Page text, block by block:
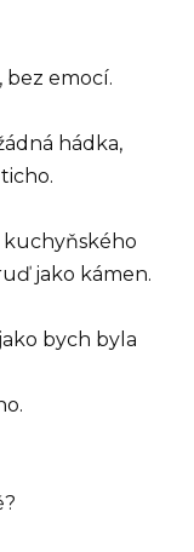
bez emocí.
hádka,
kuchyňského
jako kámen.
bych byla